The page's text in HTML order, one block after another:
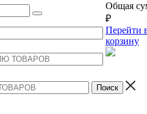
Общая
₽
Перейти
корзину